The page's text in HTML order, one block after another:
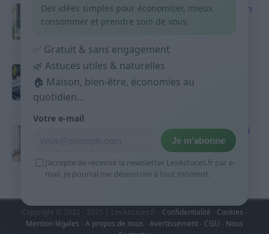
Produits ménagers : comment économiser en
courses sans acheter 10 sprays
Budget mensuel : méthode rapide pour
répartir son salaire dès le jour de paie
9 avril 2026
Sport 10 minutes par jour est-ce utile et quoi
9 avril 2026
Copyright © 2022 - 2025 | LesAstuces.fr - Confidentialité Cookies -
Mention légales - A propos de nous - Avertissement - CGU - Nous
Des idées simples pour économiser, mieux
consommer et prendre soin de vous.
✅ Gratuit & sans engagement
🌿 Astuces utiles & naturelles
🏠 Maison, bien-être, économies au
quotidien...
Votre e-mail
Je m’abonne
J’accepte de recevoir la newsletter LesAstuces.fr par e-
mail. Je pourrai me désinscrire à tout moment.